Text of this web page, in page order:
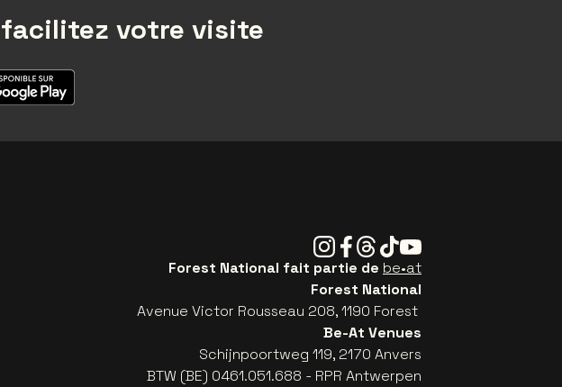
votre visite
Instagram
Facebook
Threads
TiktokYoutube
Forest National fait partie de be•at
Forest National
Avenue Victor Rousseau 208, 1190 Forest
Be-At Venues
Schijnpoortweg 119, 2170 Anvers
BTW (BE) 0461.051.688 - RPR Antwerpen